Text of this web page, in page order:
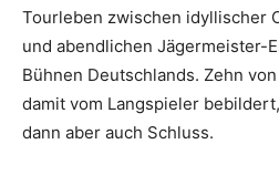
Tourleben zwischen idyllischer
und abendlichen Jägermeister-
Bühnen Deutschlands. Zehn
damit vom Langspieler
dann aber auch Schluss.